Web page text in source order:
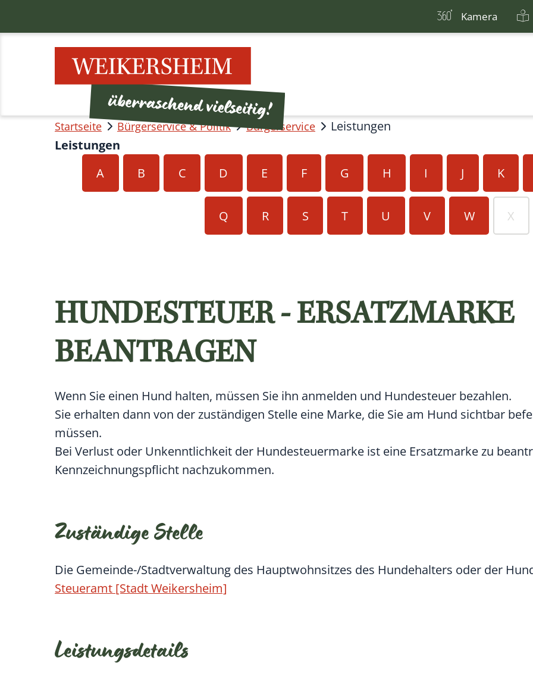
Kamera
Startseite Bürgerservice & Politik Bürgerservice
Leistungen
Leistungen
A
B C D E F G H I J K
Q R S T U V W X
HUNDESTEUER - ERSATZMARKE
BEANTRAGEN
Wenn Sie einen Hund halten, müssen Sie ihn anmelden und Hundesteuer bezahlen.
Sie erhalten dann von der zuständigen Stelle eine Marke, die Sie am Hund sichtbar
müssen.
Bei Verlust oder Unkenntlichkeit der Hundesteuermarke ist eine Ersatzmarke zu
Kennzeichnungspflicht nachzukommen.
Zuständige Stelle
Die Gemeinde-/Stadtverwaltung des Hauptwohnsitzes des Hundehalters oder der
Steueramt [Stadt Weikersheim]
Leistungsdetails